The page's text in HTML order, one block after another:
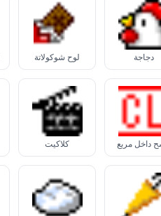
دجاجة لوح شوكولاتة
داخل مربع كلاكيت